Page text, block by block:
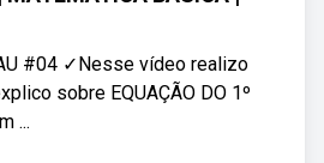
#04 ✓Nesse vídeo realizo
sobre EQUAÇÃO DO 1º
...